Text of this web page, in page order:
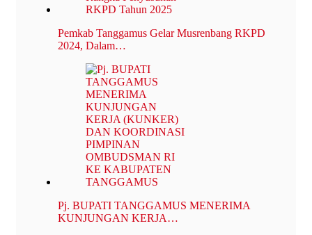
Pemkab Tanggamus Gelar Musrenbang RKPD
2024, Dalam…
Pj. BUPATI TANGGAMUS MENERIMA
KUNJUNGAN KERJA…